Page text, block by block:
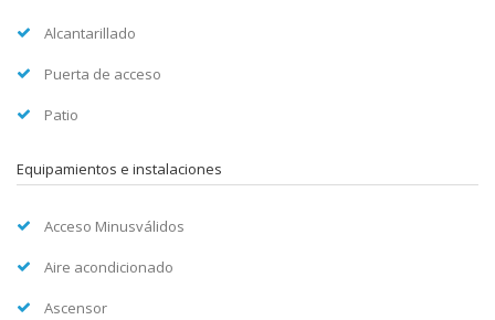
Alcantarillado
Puerta de acceso
Patio
Equipamientos e instalaciones
Acceso Minusválidos
Aire acondicionado
Ascensor